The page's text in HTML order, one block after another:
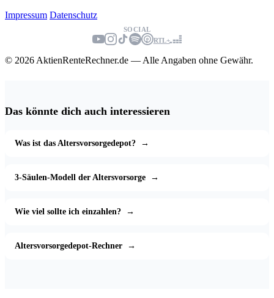
Impressum Datenschutz
SOCIAL
RTL+
© 2026 AktienRenteRechner.de — Alle Angaben ohne Gewähr.
Das könnte dich auch interessieren
Was ist das Altersvorsorgedepot? →
3-Säulen-Modell der Altersvorsorge →
Wie viel sollte ich einzahlen? →
Altersvorsorgedepot-Rechner →